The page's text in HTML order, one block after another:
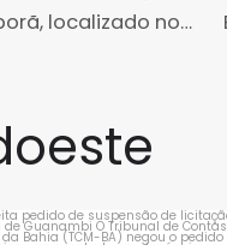
localizado no
do
do Estado, no
pedido de suspensão